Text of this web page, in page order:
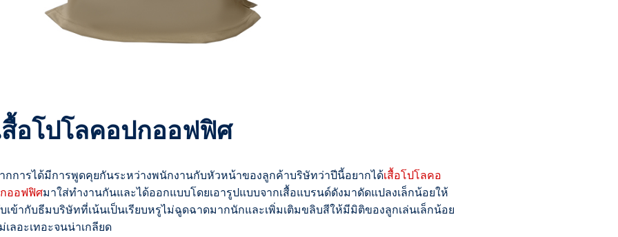
สื้อโปโลคอปกออฟฟิศ
กการได้มีการพูดคุยกันระหว่างพนักงานกับหัวหน้าของลูกค้าบริษัทว่าปีนี้อยากได้เสื้อโปโลคอ
ออฟฟิศมาใส่ทำงานกันและได้ออกแบบโดยเอารูปแบบจากเสื้อแบรนด์ดังมาดัดแปลงเล็กน้อยให้
เข้ากับธีมบริษัทที่เน้นเป็นเรียบหรูไม่ฉูดฉาดมากนักและเพิ่มเติมขลิบสีให้มีมิติของลูกเล่นเล็กน้อย
เลอะเทอะจนน่าเกลียด